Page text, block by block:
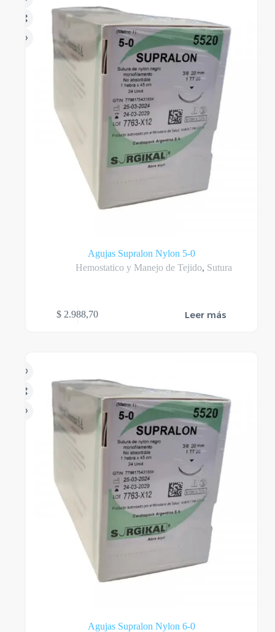
Agujas Supralon Nylon 5-0
Hemostatico y Manejo de Tejido, Sutura
$ 2.988,70 Leer más
Agujas Supralon Nylon 6-0